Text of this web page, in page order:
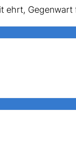
ehrt,